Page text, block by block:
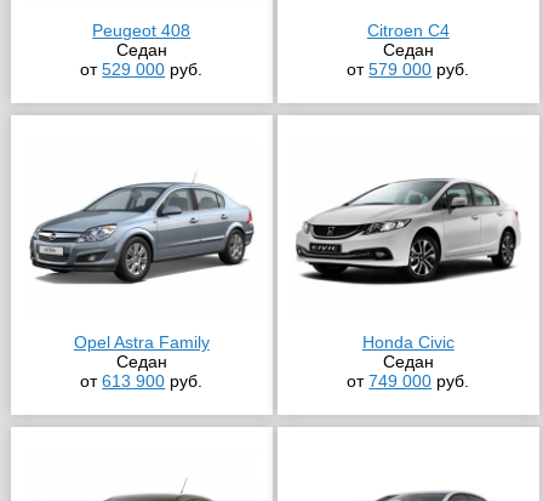
Peugeot 408
Седан
от529 000 руб.
Citroen C4
Седан
от579 000 руб.
Opel Astra Family
Седан
от613 900 руб.
Honda Civic
Седан
от749 000 руб.